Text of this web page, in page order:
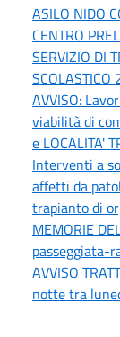
ASILO NIDO
CENTRO
SERVIZIO DI
AVVISO:
viabilità di
e LOCALITA'
Interventi a
affetti da
trapianto di
MEMORIE
passeggiata-
AVVISO
notte tra